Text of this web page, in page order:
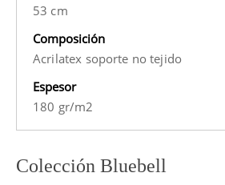
53 cm
Composición
Acrilatex soporte no tejido
Espesor
180 gr/m2
Colección Bluebell